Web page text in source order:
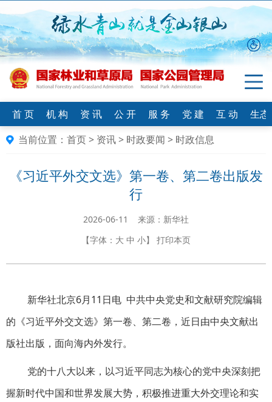
首 页 机 构 资 讯 公 开 服 务 党 建 互 动
生
当前位置： 首页> 资讯> 时政要闻 > 时政信息
《习近平外交文选》第一卷、第二卷出版发
行
2026-06-11 来源：新华社
【字体： 大 中 小】 打印本页
新华社北京6月11日电 中共中央党史和文献研究院编辑
的《习近平外交文选》第一卷、第二卷，近日由中央文献出
版社出版，面向海内外发行。
党的十八大以来，以习近平同志为核心的党中央深刻把
握新时代中国和世界发展大势，积极推进重大外交理论和实